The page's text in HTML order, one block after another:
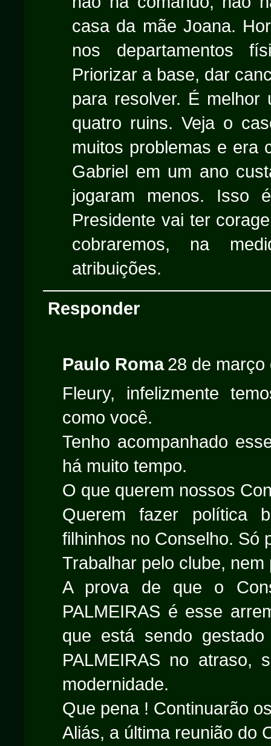
casa da mãe Joana.
nos departamentos
Priorizar a base, dar
para resolver. É melhor
quatro ruins. Veja o
muitos problemas e era
Gabriel em um ano
jogaram menos. Isso
Presidente vai ter
cobraremos, na
atribuições.
Responder
Paulo Roma 28 de março
Fleury, infelizmente
como você.
Tenho acompanhado
há muito tempo.
O que querem nossos
Querem fazer política
filhinhos no Conselho. Só
Trabalhar pelo clube, nem
A prova de que o
PALMEIRAS é esse
que está sendo
PALMEIRAS no atraso,
modernidade.
Que pena ! Continuarão
Aliás, a última reunião do